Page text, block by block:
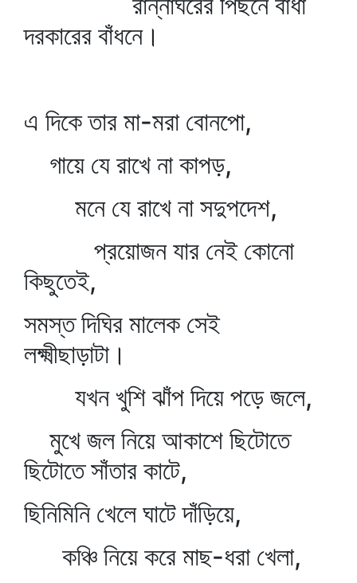
দরকারের বাঁধনে।
এ দিকে তার মা-মরা বোনপো,
গায়ে যে রাখে না কাপড়,
মনে যে রাখে না সদুপদেশ,
প্রয়োজন যার নেই কোনো
কিছুতেই,
সমস্ত দিঘির মালেক সেই
লক্ষ্মীছাড়াটা।
যখন খুশি ঝাঁপ দিয়ে পড়ে জলে,
মুখে জল নিয়ে আকাশে ছিটোতে
ছিটোতে সাঁতার কাটে,
ছিনিমিনি খেলে ঘাটে দাঁড়িয়ে,
কঞ্চি নিয়ে করে মাছ-ধরা খেলা,